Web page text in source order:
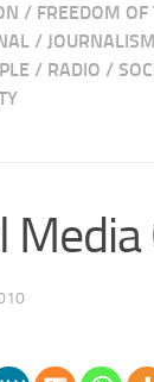
/ FREEDOM OF
/ JOURNALISM
/ RADIO /